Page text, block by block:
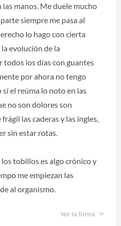
manos. Me duele mucho
siempre me pasa al
lo hago con cierta
evolución de la
todos los días con guantes
por ahora no tengo
el reúma lo noto en las
no son dolores son
las caderas y las ingles,
sin estar rotas.
tobillos es algo crónico y
me empiezan las
al organismo.
Ver la firma